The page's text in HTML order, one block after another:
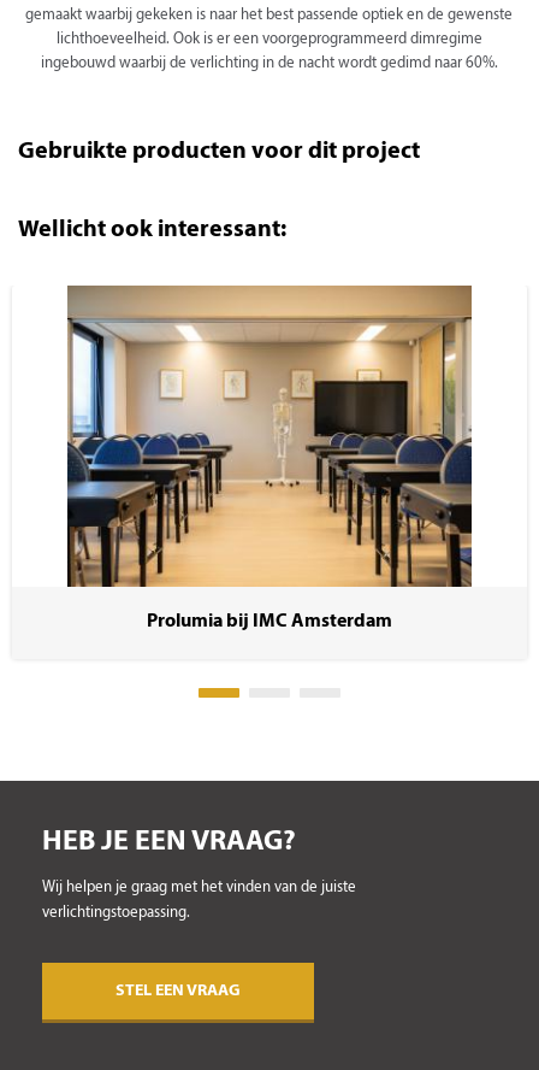
gemaakt waarbij gekeken is naar het best passende optiek en de gewenste
lichthoeveelheid. Ook is er een voorgeprogrammeerd dimregime
ingebouwd waarbij de verlichting in de nacht wordt gedimd naar 60%.
Gebruikte producten voor dit project
Wellicht ook interessant:
Prolumia bij IMC Amsterdam
HEB JE EEN VRAAG?
Wij helpen je graag met het vinden van de juiste
verlichtingstoepassing.
STEL EEN VRAAG